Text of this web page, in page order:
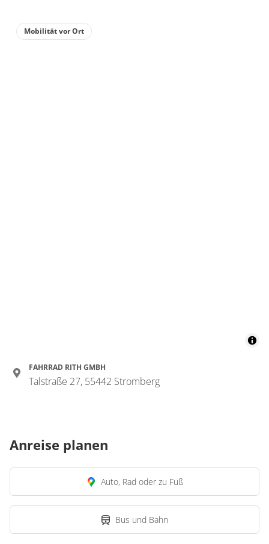
Mobilität vor Ort
FAHRRAD RITH GMBH
Talstraße 27, 55442 Stromberg
Anreise planen
Auto, Rad oder zu Fuß
Bus und Bahn